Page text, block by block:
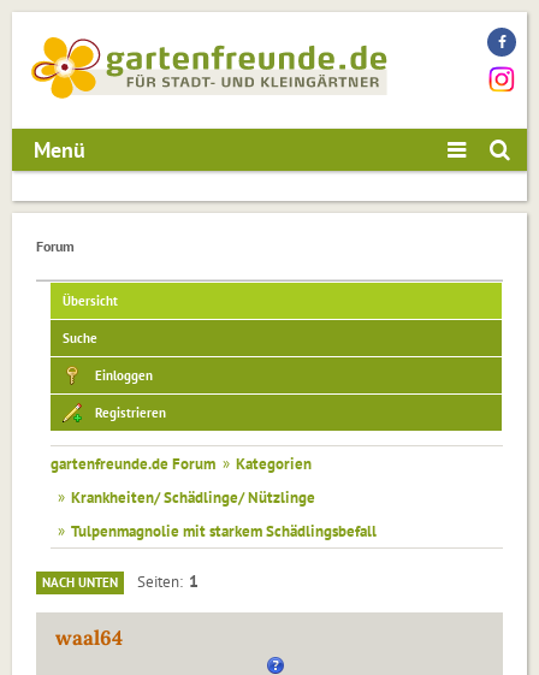
Menü
Forum
Übersicht
Suche
Einloggen
Registrieren
gartenfreunde.de Forum » Kategorien
» Krankheiten/ Schädlinge/ Nützlinge
» Tulpenmagnolie mit starkem Schädlingsbefall
NACH UNTEN Seiten 1
waal64